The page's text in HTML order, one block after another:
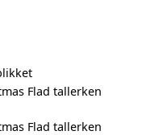
Flad tallerken
Flad tallerken